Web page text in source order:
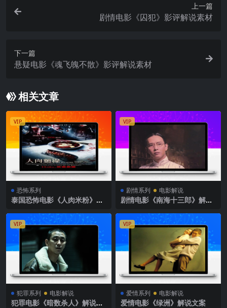
上一篇
剧情电影《囚犯》影评解说素材
下一篇
悬疑电影《魂飞魄不散》影评解说素材
相关文章
VIP
恐怖系列
泰国恐怖电影《人肉米粉》解
VIP
剧情系列 电影解说
剧情电影《南海十三郎》解说
VIP
犯罪系列 电影解说
犯罪电影《暗数杀人》解说文
VIP
爱情系列 电影解说
爱情电影《绿洲》解说文案